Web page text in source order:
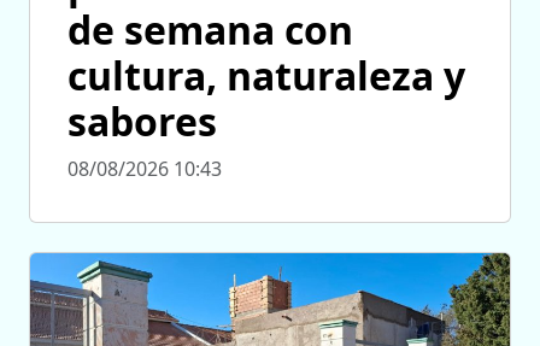
de semana con
cultura, naturaleza y
sabores
08/08/2026 10:43